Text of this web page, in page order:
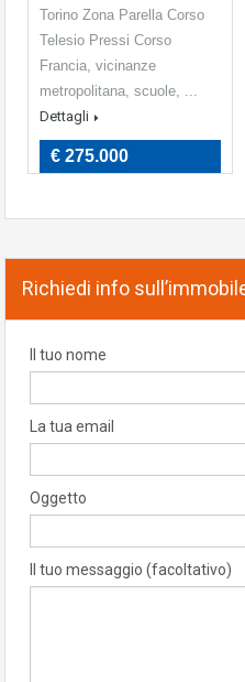
Torino Zona Parella Corso
Telesio Pressi Corso
Francia, vicinanze
metropolitana, scuole, ...
Dettagli
€ 275.000
Richiedi info
Il tuo nome
La tua email
Oggetto
Il tuo messaggio (facoltativo)